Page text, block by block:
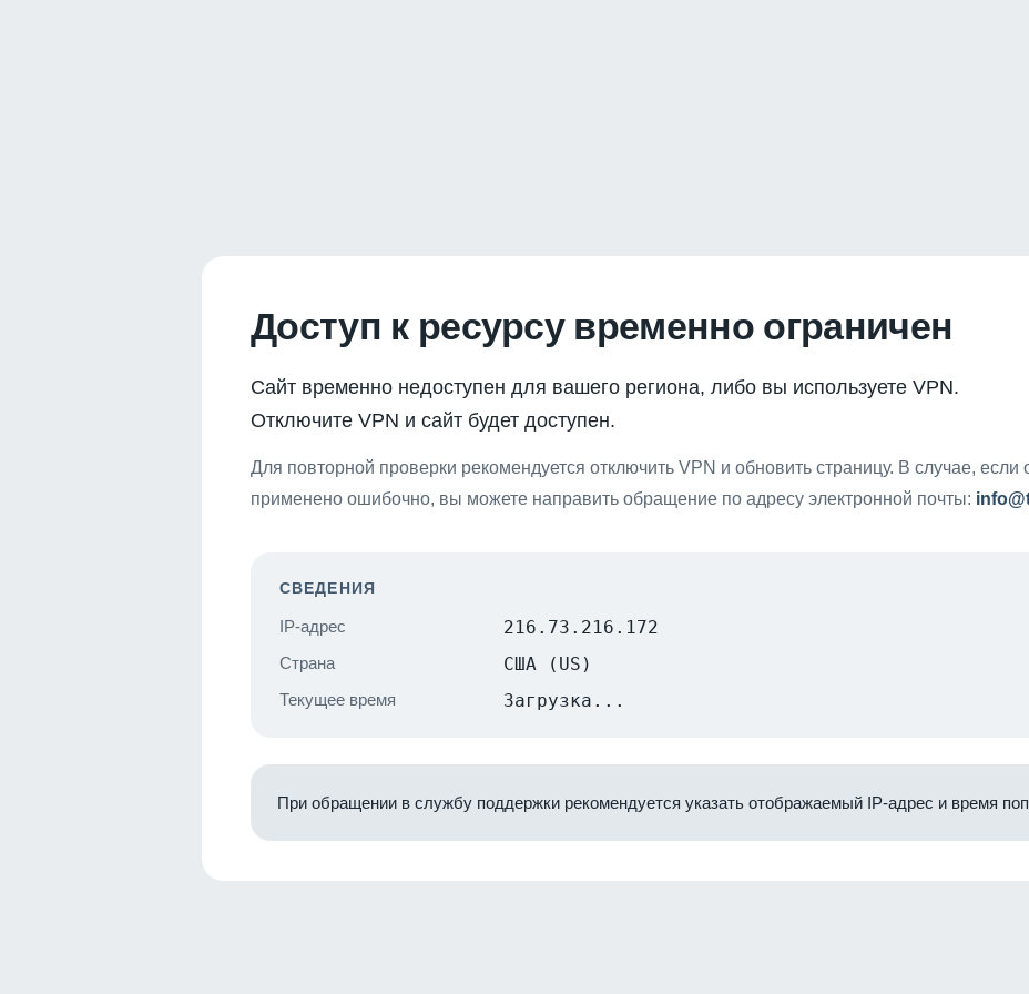
Доступ к ресурсу временно ограничен
Сайт временно недоступен для вашего региона, либо вы используете VPN.
Отключите VPN и сайт будет доступен.
Для повторной проверки рекомендуется отключить VPN и обновить страницу. В случае, если
применено ошибочно, вы можете направить обращение по адресу электронной почты:
СВЕДЕНИЯ
IP-адрес 216.73.216.172
Страна США (US)
Текущее время Загрузка...
При обращении в службу поддержки рекомендуется указать отображаемый IP-адрес и время